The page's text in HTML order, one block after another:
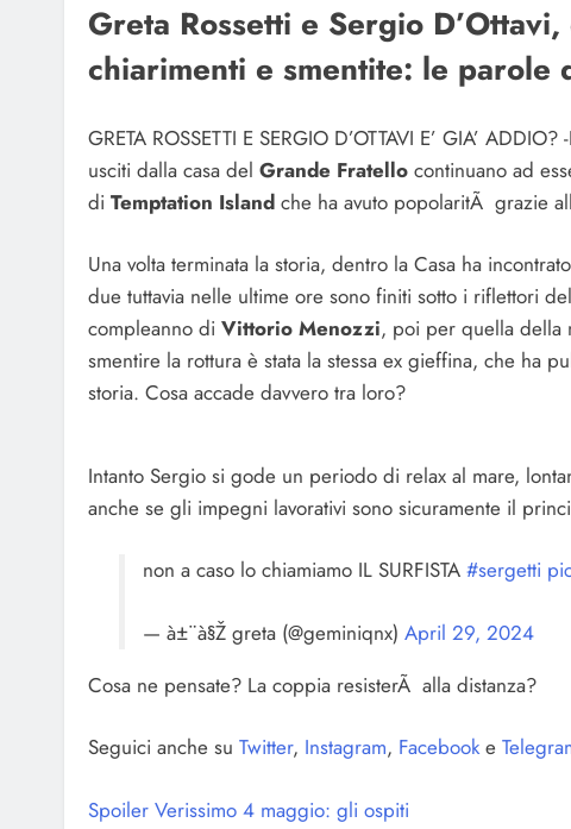
Greta Rossetti e Sergio
chiarimenti e smentite: le parole
GRETA ROSSETTI E SERGIO D’OTTAVI E’ GIA’
usciti dalla casa del Grande Fratello continuano ad
di Temptation Island che ha avuto popolaritÃ grazie
Una volta terminata la storia, dentro la Casa ha incontrato
due tuttavia nelle ultime ore sono finiti sotto i riflettori
compleanno di Vittorio Menozzi, poi per quella della
smentire la rottura è stata la stessa ex gieffina, che ha
storia. Cosa accade davvero tra loro?
Intanto Sergio si gode un periodo di relax al mare,
anche se gli impegni lavorativi sono sicuramente il
non a caso lo chiamiamo IL SURFISTA #sergetti
— à±¨à§Ž greta (@geminiqnx) April 29, 2024
Cosa ne pensate? La coppia resisterÃ alla distanza?
Seguici anche su Twitter, Instagram, Facebooke
Spoiler Verissimo 4 maggio: gli ospiti